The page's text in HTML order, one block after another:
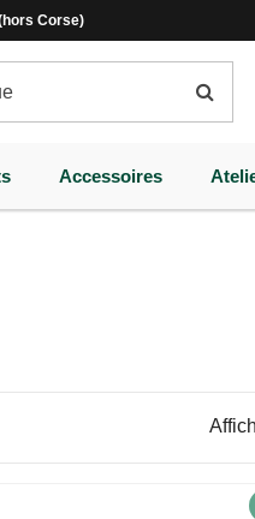
Corse)
Accessoires